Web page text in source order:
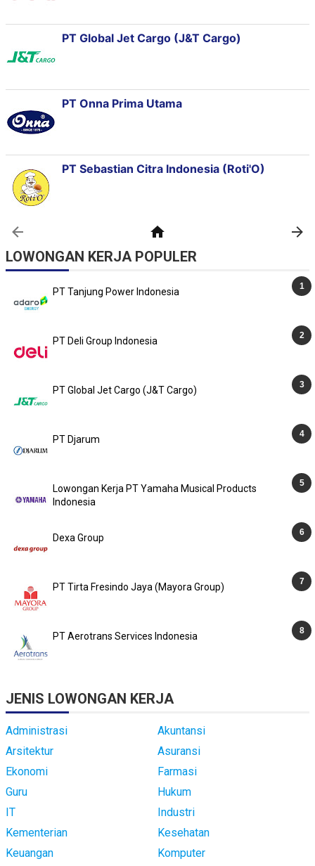
LOWONGAN KERJA POPULER
PT Tanjung Power Indonesia
PT Deli Group Indonesia
PT Global Jet Cargo (J&T Cargo)
PT Djarum
Lowongan Kerja PT Yamaha Musical Products
Indonesia
Dexa Group
PT Tirta Fresindo Jaya (Mayora Group)
PT Aerotrans Services Indonesia
JENIS LOWONGAN KERJA
Administrasi
Akuntansi
Arsitektur
Asuransi
Ekonomi
Farmasi
Guru
Hukum
IT
Industri
Kementerian
Kesehatan
Keuangan
Komputer